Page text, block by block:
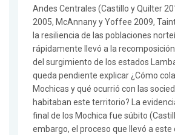
Andes Centrales (Castillo y Quilter
2005, McAnnany y Yoffee 2009,
la resiliencia de las poblaciones
rápidamente llevó a la
del surgimiento de los estados
queda pendiente explicar ¿Cómo
Mochicas y qué ocurrió con las
habitaban este territorio? La
final de los Mochica fue súbito
embargo, el proceso que llevó a